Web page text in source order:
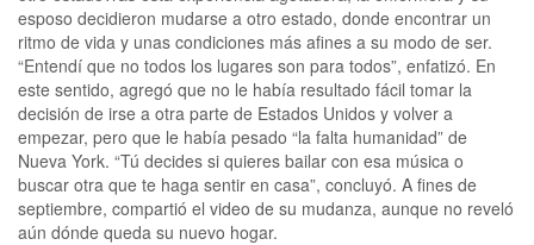
esposo decidieron mudarse a otro estado, donde encontrar un
ritmo de vida y unas condiciones más afines a su modo de ser.
“Entendí que no todos los lugares son para todos”, enfatizó. En
este sentido, agregó que no le había resultado fácil tomar la
decisión de irse a otra parte de Estados Unidos y volver a
empezar, pero que le había pesado “la falta humanidad” de
Nueva York. “Tú decides si quieres bailar con esa música o
buscar otra que te haga sentir en casa”, concluyó. A fines de
septiembre, compartió el video de su mudanza, aunque no reveló
aún dónde queda su nuevo hogar.